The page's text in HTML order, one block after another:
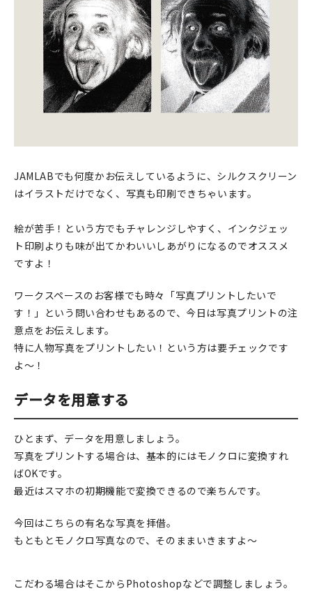
印刷見本
シルクスクリーン
無地素材
本
文房具
はんこ
台湾グッズ
在庫限り
おすすめ特集
読みもの
イベント・ワークショップ
ギャラリー
JAMLABでも何度かお伝えしているように、シルクスクリーン
はイラストだけでなく、写真も印刷できちゃいます。
絵が苦手！という方でもチャレンジしやすく、インクジェッ
ト印刷よりも味が出てかわいいしあがりになるのでオススメ
ですよ！
ワークスペースのお客様でも時々「写真プリントしたいで
す！」という問い合わせもあるので、今日は写真プリントの注
意点をお伝えします。
特に人物写真をプリントしたい！という方は要チェックです
よ～！
データを用意する
ひとまず、データを用意しましょう。
写真をプリントする場合は、基本的にはモノクロに変換すれ
ばOKです。
最近はスマホの初期機能で変換できるので楽ちんです。
今回はこちらの有名な写真を拝借。
もともとモノクロ写真なので、そのままいきますよ～
こだわる場合はそこからPhotoshopなどで調整しましょう。